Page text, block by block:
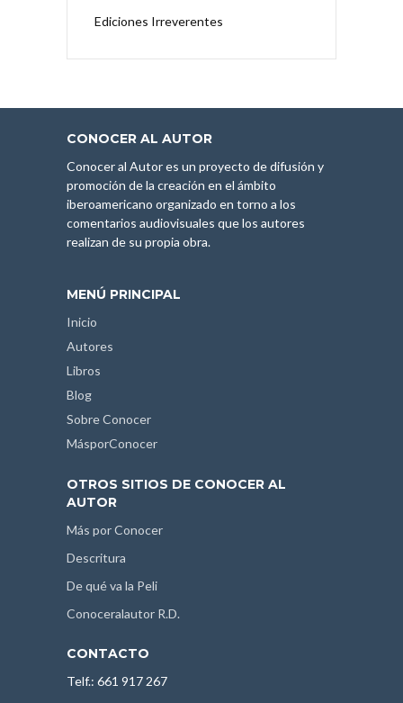
Ediciones Irreverentes
CONOCER AL AUTOR
Conocer al Autor es un proyecto de difusión y
promoción de la creación en el ámbito
iberoamericano organizado en torno a los
comentarios audiovisuales que los autores
realizan de su propia obra.
MENÚ PRINCIPAL
Inicio
Autores
Libros
Blog
Sobre Conocer
MásporConocer
OTROS SITIOS DE CONOCER AL
AUTOR
Más por Conocer
Descritura
De qué va la Peli
Conoceralautor R.D.
CONTACTO
Telf.: 661 917 267